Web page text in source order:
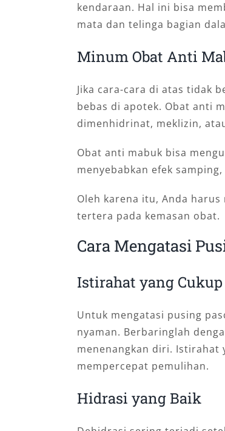
kendaraan. Hal ini bisa
mata dan telinga bagian
Minum Obat Anti
Jika cara-cara di atas tidak
bebas di apotek. Obat anti
dimenhidrinat, meklizin,
Obat anti mabuk bisa
menyebabkan efek
Oleh karena itu, Anda
tertera pada kemasan obat.
Cara Mengatasi
Istirahat yang Cukup
Untuk mengatasi pusing
nyaman. Berbaringlah
menenangkan diri. Istirahat
mempercepat pemulihan.
Hidrasi yang Baik